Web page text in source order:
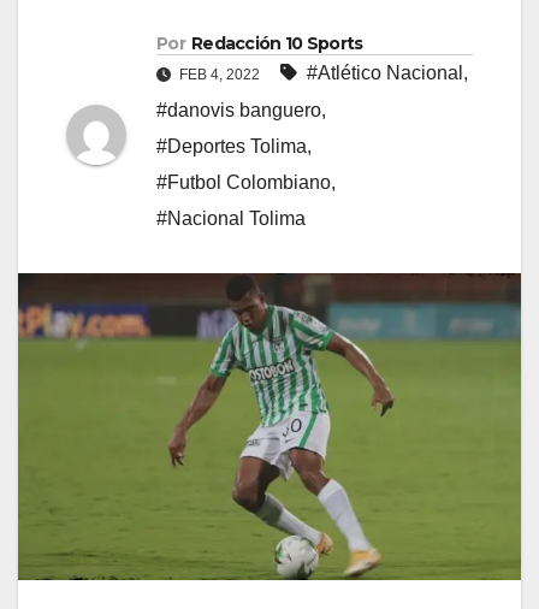
Por Redacción 10 Sports
FEB 4, 2022 #Atlético Nacional ,
#danovis banguero,
#Deportes Tolima,
#Futbol Colombiano,
#Nacional Tolima